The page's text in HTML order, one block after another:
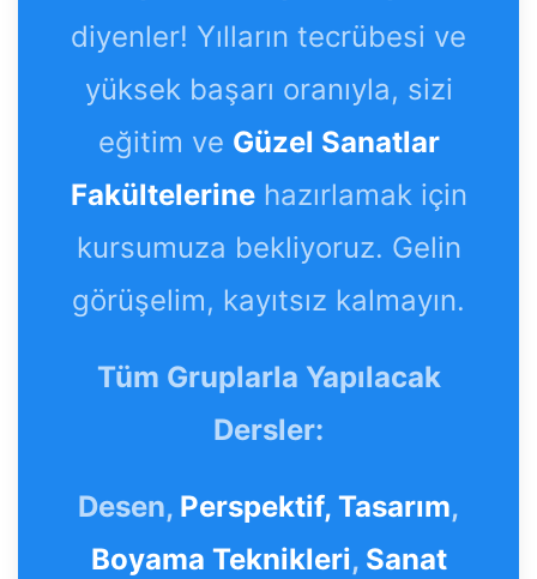
diyenler! Yılların tecrübesi ve
yüksek başarı oranıyla, sizi
eğitim ve Güzel Sanatlar
Fakültelerinehazırlamak için
kursumuza bekliyoruz. Gelin
görüşelim, kayıtsız kalmayın.
Tüm Gruplarla Yapılacak
Dersler:
Desen, Perspektif, Tasarım,
Boyama Teknikleri, Sanat